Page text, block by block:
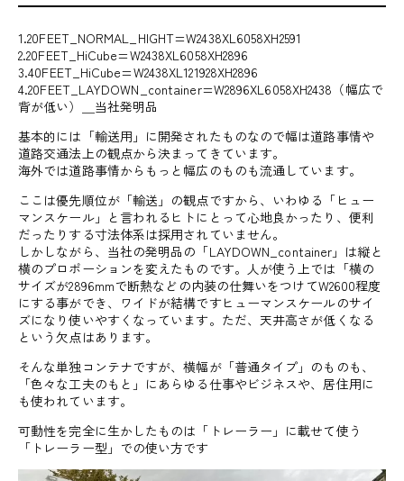
1.20FEET_NORMAL_HIGHT=W2438XL6058XH2591
2.20FEET_HiCube=W2438XL6058XH2896
3.40FEET_HiCube=W2438XL121928XH2896
4.20FEET_LAYDOWN_container=W2896XL6058XH2438（幅広で
背が低い）＿当社発明品
基本的には「輸送用」に開発されたものなので幅は道路事情や
道路交通法上の観点から決まってきています。
海外では道路事情からもっと幅広のものも流通しています。
ここは優先順位が「輸送」の観点ですから、いわゆる「ヒュー
マンスケール」と言われるヒトにとって心地良かったり、便利
だったりする寸法体系は採用されていません。
しかしながら、当社の発明品の「LAYDOWN_container」は縦と
横のプロポーションを変えたものです。人が使う上では「横の
サイズが2896mmで断熱などの内装の仕舞いをつけてW2600程度
にする事ができ、ワイドが結構ですヒューマンスケールのサイ
ズになり使いやすくなっています。ただ、天井高さが低くなる
という欠点はあります。
そんな単独コンテナですが、横幅が「普通タイプ」のものも、
「色々な工夫のもと」にあらゆる仕事やビジネスや、居住用に
も使われています。
可動性を完全に生かしたものは「トレーラー」に載せて使う
「トレーラー型」での使い方です